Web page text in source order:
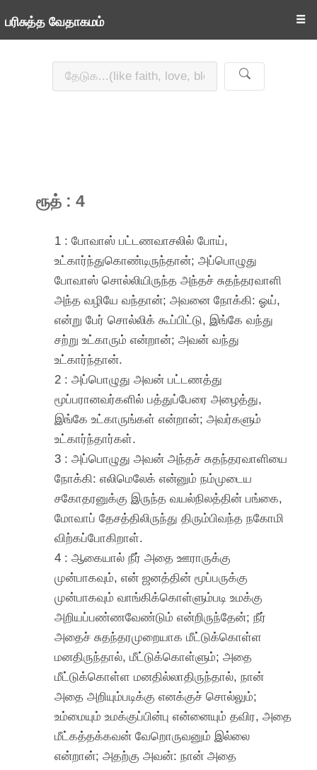
பரிசுத்த வேதாகமம் ☰
ரூத் : 4
1 : போவாஸ் பட்டணவாசலில் போய்,
உட்கார்ந்துகொண்டிருந்தான்; அப்பொழுது
போவாஸ் சொல்லியிருந்த அந்தச் சுதந்தரவாளி
அந்த வழியே வந்தான்; அவனை நோக்கி: ஓய்,
என்று பேர் சொல்லிக் கூப்பிட்டு, இங்கே வந்து
சற்று உட்காரும் என்றான்; அவன் வந்து
உட்கார்ந்தான்.
2 : அப்பொழுது அவன் பட்டணத்து
மூப்பரானவர்களில் பத்துப்பேரை அழைத்து,
இங்கே உட்காருங்கள் என்றான்; அவர்களும்
உட்கார்ந்தார்கள்.
3 : அப்பொழுது அவன் அந்தச் சுதந்தரவாளியை
நோக்கி: எலிமெலேக் என்னும் நம்முடைய
சகோதரனுக்கு இருந்த வயல்நிலத்தின் பங்கை,
மோவாப் தேசத்திலிருந்து திரும்பிவந்த நகோமி
விற்கப்போகிறாள்.
4 : ஆகையால் நீர் அதை ஊராருக்கு
முன்பாகவும், என் ஜனத்தின் மூப்பருக்கு
முன்பாகவும் வாங்கிக்கொள்ளும்படி உமக்கு
அறியப்பண்ணவேண்டும் என்றிருந்தேன்; நீர்
அதைச் சுதந்தரமுறையாக மீட்டுக்கொள்ள
மனதிருந்தால், மீட்டுக்கொள்ளும்; அதை
மீட்டுக்கொள்ள மனதில்லாதிருந்தால், நான்
அதை அறியும்படிக்கு எனக்குச் சொல்லும்;
உம்மையும் உமக்குப்பின்பு என்னையும் தவிர, அதை
மீட்கத்தக்கவன் வேறொருவனும் இல்லை
என்றான்; அதற்கு அவன்: நான் அதை